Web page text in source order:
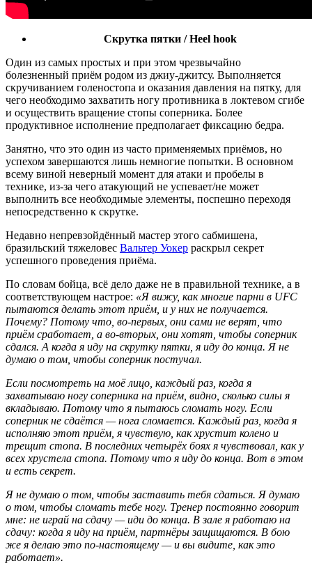
Cкрутка пятки / Heel hook
Один из самых простых и при этом чрезвычайно
болезненный приём родом из джиу-джитсу. Выполняется
скручиванием голеностопа и оказания давления на пятку, для
чего необходимо захватить ногу противника в локтевом сгибе
и осуществить вращение стопы соперника. Более
продуктивное исполнение предполагает фиксацию бедра.
Занятно, что это один из часто применяемых приёмов, но
успехом завершаются лишь немногие попытки. В основном
всему виной неверный момент для атаки и пробелы в
технике, из-за чего атакующий не успевает/не может
выполнить все необходимые элементы, поспешно переходя
непосредственно к скрутке.
Недавно непревзойдённый мастер этого сабмишена,
бразильский тяжеловес Вальтер Уокер раскрыл секрет
успешного проведения приёма.
По словам бойца, всё дело даже не в правильной технике, а в
соответствующем настрое: «Я вижу, как многие парни в UFC
пытаются делать этот приём, и у них не получается.
Почему? Потому что, во‑первых, они сами не верят, что
приём сработает, а во‑вторых, они хотят, чтобы соперник
сдался. А когда я иду на скрутку пятки, я иду до конца. Я не
думаю о том, чтобы соперник постучал.
Если посмотреть на моё лицо, каждый раз, когда я
захватываю ногу соперника на приём, видно, сколько силы я
вкладываю. Потому что я пытаюсь сломать ногу. Если
соперник не сдаётся — нога сломается. Каждый раз, когда я
исполняю этот приём, я чувствую, как хрустит колено и
трещит стопа. В последних четырёх боях я чувствовал, как у
всех хрустела стопа. Потому что я иду до конца. Вот в этом
и есть секрет.
Я не думаю о том, чтобы заставить тебя сдаться. Я думаю
о том, чтобы сломать тебе ногу. Тренер постоянно говорит
мне: не играй на сдачу — иди до конца. В зале я работаю на
сдачу: когда я иду на приём, партнёры защищаются. В бою
же я делаю это по‑настоящему — и вы видите, как это
работает».